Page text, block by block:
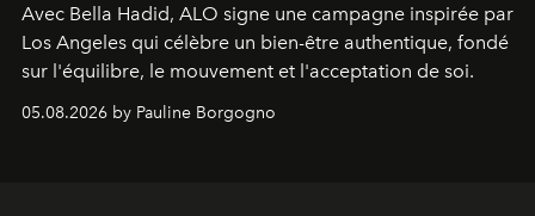
Avec Bella Hadid, ALO signe une campagne inspirée par
Los Angeles qui célèbre un bien-être authentique, fondé
sur l'équilibre, le mouvement et l'acceptation de soi.
05.08.2026 by Pauline Borgogno